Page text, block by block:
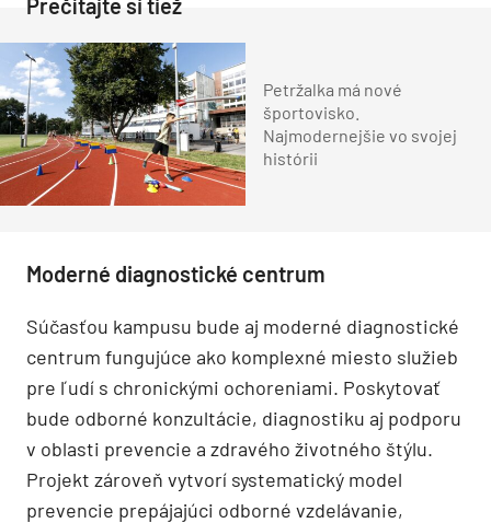
Petržalka má nové
športovisko.
Najmodernejšie vo svojej
histórii
Moderné diagnostické centrum
Súčasťou kampusu bude aj moderné diagnostické
centrum fungujúce ako komplexné miesto služieb
pre ľudí s chronickými ochoreniami. Poskytovať
bude odborné konzultácie, diagnostiku aj podporu
v oblasti prevencie a zdravého životného štýlu.
Projekt zároveň vytvorí systematický model
prevencie prepájajúci odborné vzdelávanie,